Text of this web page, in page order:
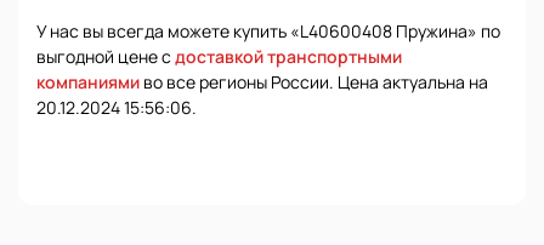
У нас вы всегда можете купить «L40600408 Пружина» по
выгодной цене с доставкой транспортными
компаниями во все регионы России. Цена актуальна на
20.12.2024 15:56:06.